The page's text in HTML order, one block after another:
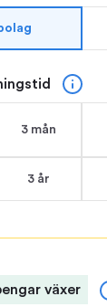
3 mån
3 år
växer